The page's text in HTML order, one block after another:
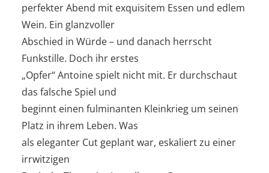
perfekter Abend mit exquisitem Essen und edlem
Wein. Ein glanzvoller
Abschied in Würde – und danach herrscht
Funkstille. Doch ihr erstes
„Opfer“ Antoine spielt nicht mit. Er durchschaut
das falsche Spiel und
beginnt einen fulminanten Kleinkrieg um seinen
Platz in ihrem Leben. Was
als eleganter Cut geplant war, eskaliert zu einer
irrwitzigen